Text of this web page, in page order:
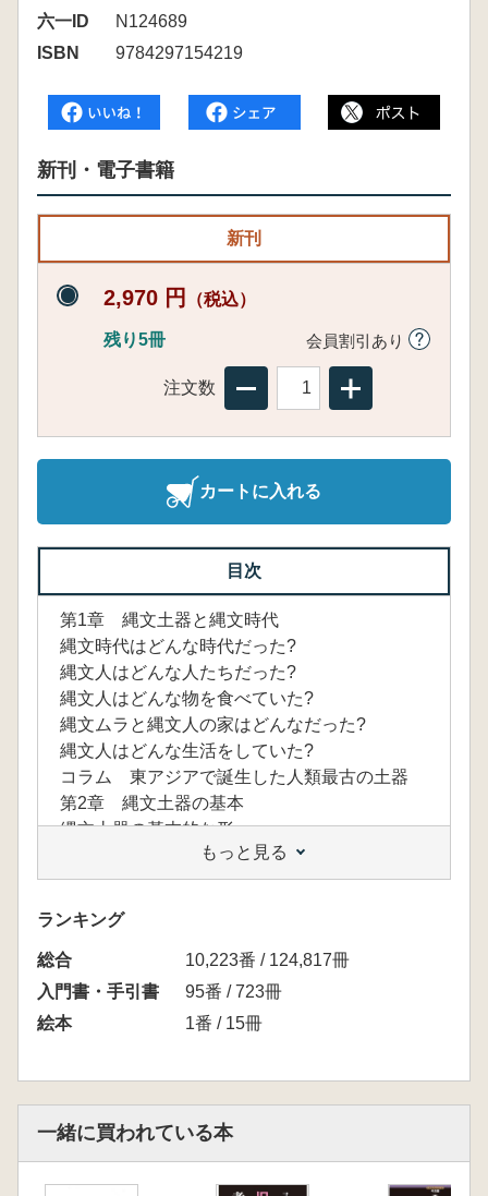
六一ID
N124689
ISBN
9784297154219
新刊・電子書籍
新刊
2,970 円 （税込）
残り5冊 会員割引あり
注文数
カートに入れる
目次
第1章 縄文土器と縄文時代
縄文時代はどんな時代だった?
縄文人はどんな人たちだった?
縄文人はどんな物を食べていた?
縄文ムラと縄文人の家はどんなだった?
縄文人はどんな生活をしていた?
コラム 東アジアで誕生した人類最古の土器
第2章 縄文土器の基本
縄文土器の基本的な形
縄文土器のいろいろな器形(鉢以外の器)
粗製土器と精製土器
縄文の時期区分と縄文土器の移り変わり
文様の種類① 回転文様 ―縄・撚糸・押型―
文様の種類② 刺突文と押圧文
文様の種類③ 沈線文
文様の種類④ 隆帯文
縄文土器の使い方① 煮炊きに使う
もっと見る
ランキング
総合
10,223番 / 124,817冊
入門書・手引書
95番 / 723冊
絵本
1番 / 15冊
一緒に買われている本